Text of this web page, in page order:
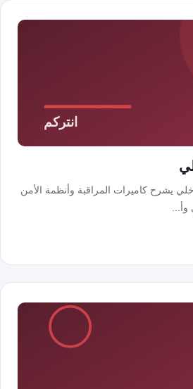
يشرح كاميرات المراقبة وأنظمة الأمن